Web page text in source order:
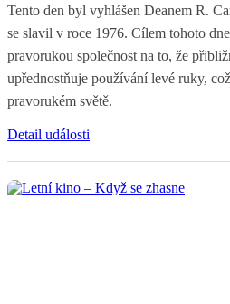
Tento den byl vyhlášen Deanem R.
se slavil v roce 1976. Cílem tohoto
pravorukou společnost na to, že
upřednostňuje používání levé ruky,
pravorukém světě.
Detail události